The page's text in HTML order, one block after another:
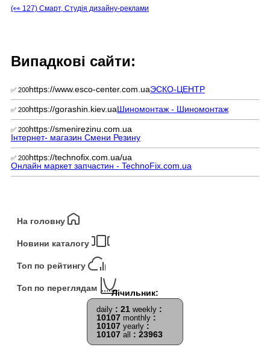
(👀 127) Смарт, Студія дизайну-реклами
Випадкові сайти:
✅ 200https://www.esco-center.com.uaЭСКО-ЦЕНТР
✅ 200https://gorashin.kiev.uaШиномонтаж - Шиномонтаж
✅ 200https://smenirezinu.com.ua
Інтернет- магазин Смени Резину
✅ 200https://technofix.com.ua/ua
Онлайн маркет запчастин - TechnoFix.com.ua
На головну
Новини каталогу
Топ по рейтингу
Топ по переглядам
daily : 21 weekly :
10107 monthly :
10107 yearly :
10107 all : 23963